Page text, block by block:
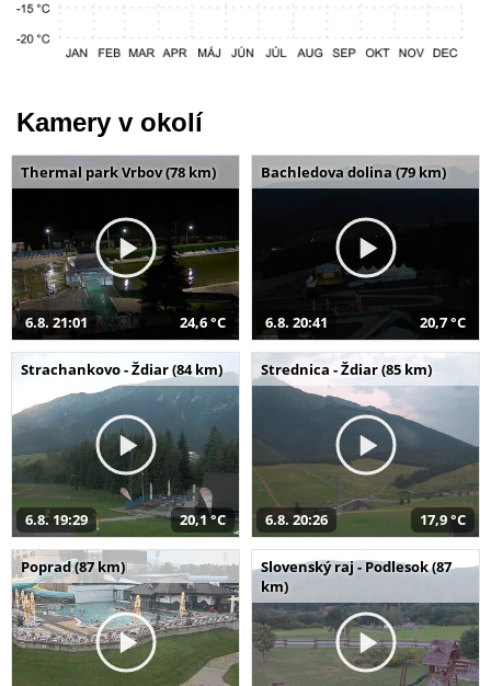
Kamery v okolí
Thermal park Vrbov (78 km)
6.8. 21:01 24,6 °C
Bachledova dolina (79 km)
6.8. 20:41 20,7 °C
Strachankovo - Ždiar (84 km)
6.8. 19:29 20,1 °C
Strednica - Ždiar (85 km)
6.8. 20:26 17,9 °C
Poprad (87 km)
Slovenský raj - Podlesok (87
km)